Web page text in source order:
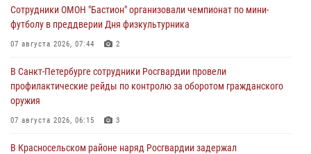
Сотрудники ОМОН "Бастион" организовали чемпионат по мини-
футболу в преддверии Дня физкультурника
07 августа 2026, 07:44 2
В Санкт-Петербурге сотрудники Росгвардии провели
профилактические рейды по контролю за оборотом гражданского
оружия
07 августа 2026, 06:15 3
В Красносельском районе наряд Росгвардии задержал